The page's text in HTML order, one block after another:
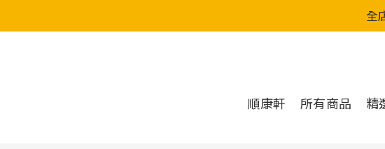
全
全
順康軒 所有商品 精